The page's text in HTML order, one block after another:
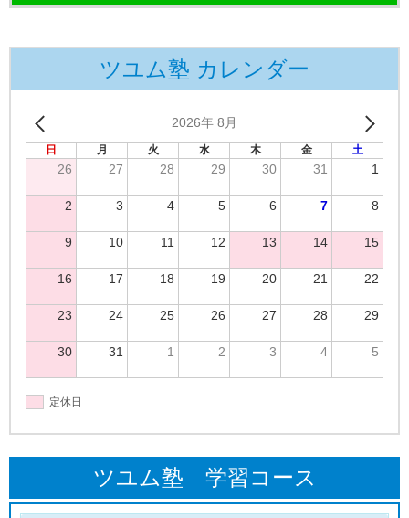
ツユム塾 カレンダー
2026年 8月
日 月 火 水 木 金 土
26 27 28 29 30 31 1
2 3 4 5 6 7 8
9 10 11 12 13 14 15
16 17 18 19 20 21 22
23 24 25 26 27 28 29
30 31 1 2 3 4 5
定休日
ツユム塾 学習コース